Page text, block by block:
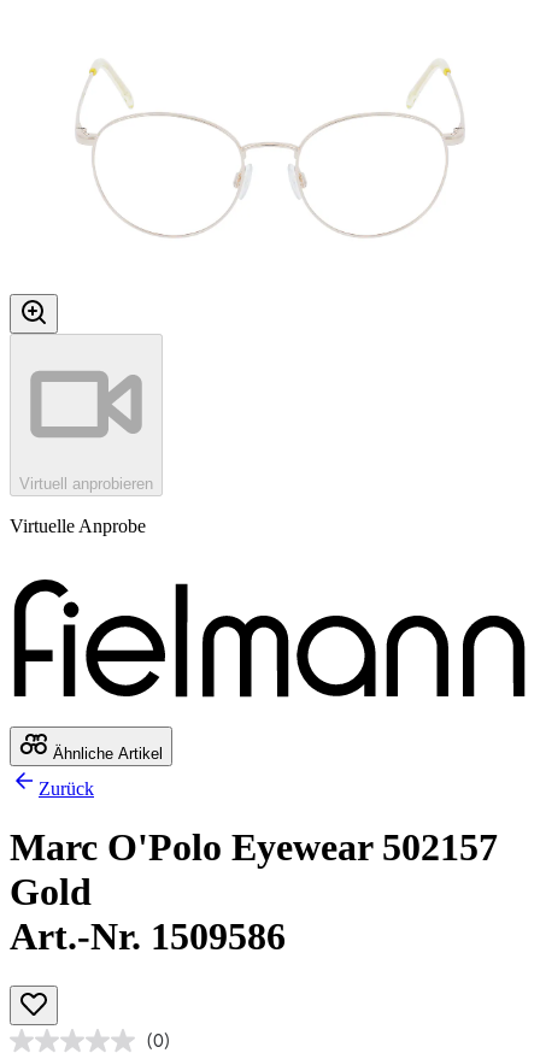
Virtuell anprobieren
Virtuelle Anprobe
Ähnliche Artikel
Zurück
Marc O'Polo Eyewear 502157
Gold
Art.-Nr. 1509586
(0)